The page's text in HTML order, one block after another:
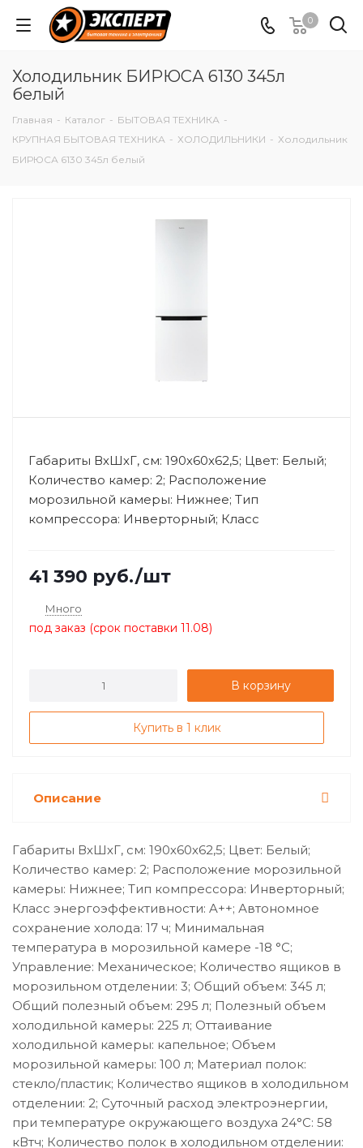
0
Холодильник БИРЮСА 6130 345л
белый
Главная - Каталог - БЫТОВАЯ ТЕХНИКА -
КРУПНАЯ БЫТОВАЯ ТЕХНИКА - ХОЛОДИЛЬНИКИ - Холодильник
БИРЮСА 6130 345л белый
Габариты ВхШхГ, см: 190х60х62,5; Цвет: Белый;
Количество камер: 2; Расположение
морозильной камеры: Нижнее; Тип
компрессора: Инверторный; Класс
41 390 руб./шт
Много
под заказ (срок поставки 11.08)
В корзину
Купить в 1 клик
Описание
Габариты ВхШхГ, см: 190х60х62,5; Цвет: Белый;
Количество камер: 2; Расположение морозильной
камеры: Нижнее; Тип компрессора: Инверторный;
Класс энергоэффективности: A++; Автономное
сохранение холода: 17 ч; Минимальная
температура в морозильной камере -18 °C;
Управление: Механическое; Количество ящиков в
морозильном отделении: 3; Общий объем: 345 л;
Общий полезный объем: 295 л; Полезный объем
холодильной камеры: 225 л; Оттаивание
холодильной камеры: капельное; Объем
морозильной камеры: 100 л; Материал полок:
стекло/пластик; Количество ящиков в холодильном
отделении: 2; Суточный расход электроэнергии,
при температуре окружающего воздуха 24°C: 58
кВтч; Количество полок в холодильном отделении: